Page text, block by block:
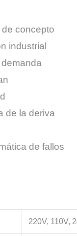
concepto
industrial
de la deriva
de fallos
220V, 110V,